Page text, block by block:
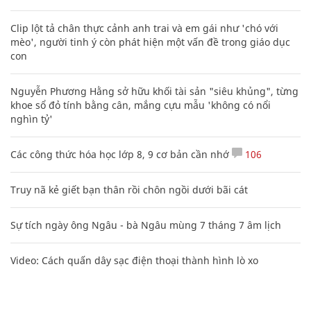
Clip lột tả chân thực cảnh anh trai và em gái như 'chó với
mèo', người tinh ý còn phát hiện một vấn đề trong giáo dục
con
Nguyễn Phương Hằng sở hữu khối tài sản "siêu khủng", từng
khoe sổ đỏ tính bằng cân, mắng cựu mẫu 'không có nổi
nghìn tỷ'
Các công thức hóa học lớp 8, 9 cơ bản cần nhớ 106
Truy nã kẻ giết bạn thân rồi chôn ngồi dưới bãi cát
Sự tích ngày ông Ngâu - bà Ngâu mùng 7 tháng 7 âm lịch
Video: Cách quấn dây sạc điện thoại thành hình lò xo